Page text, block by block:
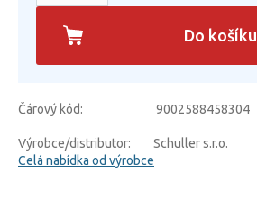
Do košíku
Čárový kód: 9002588458304
Výrobce/distributor:
Schuller s.r.o.
Celá nabídka od výrobce